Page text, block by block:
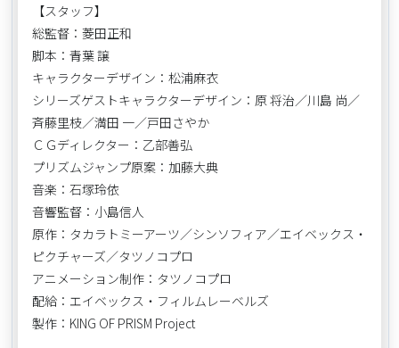
【スタッフ】
総監督：菱田正和
脚本：青葉 譲
キャラクターデザイン：松浦麻衣
シリーズゲストキャラクターデザイン：原 将治／川島 尚／
斉藤里枝／満田 一／戸田さやか
ＣＧディレクター：乙部善弘
プリズムジャンプ原案：加藤大典
音楽：石塚玲依
音響監督：小島信人
原作：タカラトミーアーツ／シンソフィア／エイベックス・
ピクチャーズ／タツノコプロ
アニメーション制作：タツノコプロ
配給：エイベックス・フィルムレーベルズ
製作：KING OF PRISM Project